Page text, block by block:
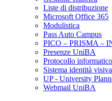
Liste di distribuzione
Microsoft Office 365
Modulistica
Pass Auto Campus
PICO – PRISMA –
Presenze UniBA
Protocollo
Sistema identità visiva
UP - University
Webmail UniBA